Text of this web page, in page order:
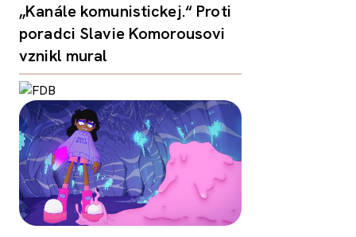
„Kanále komunistickej.“ Proti
poradci Slavie Komorousovi
vznikl mural